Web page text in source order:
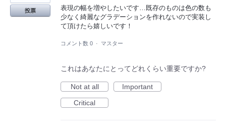
表現の幅を増やしたいです…既存のものは色の数も
少なく綺麗なグラデーションを作れないので実装し
て頂けたら嬉しいです！
投票
コメント数 0 · マスター
これはあなたにとってどれくらい重要ですか?
Not at all
Important
Critical